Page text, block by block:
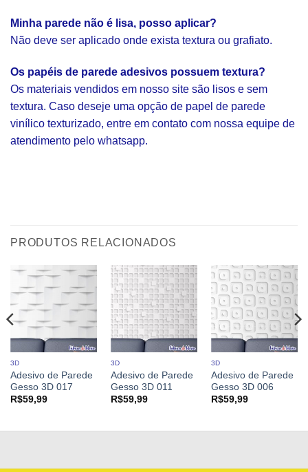
Minha parede não é lisa, posso aplicar?
Não deve ser aplicado onde exista textura ou grafiato.
Os papéis de parede adesivos possuem textura?
Os materiais vendidos em nosso site são lisos e sem
textura. Caso deseje uma opção de papel de parede
vinílico texturizado, entre em contato com nossa equipe de
atendimento pelo whatsapp.
PRODUTOS RELACIONADOS
3D
Adesivo de Parede
Gesso 3D 017
R$59,99
3D
Adesivo de Parede
Gesso 3D 011
R$59,99
3D
Adesivo de Parede
Gesso 3D 006
R$59,99